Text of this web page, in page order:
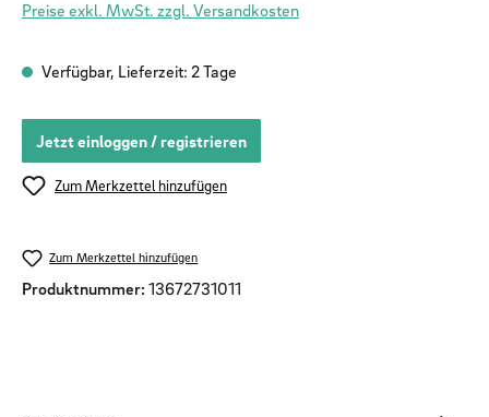
Preise exkl. MwSt. zzgl. Versandkosten
Verfügbar, Lieferzeit: 2 Tage
Jetzt einloggen / registrieren
Zum Merkzettel hinzufügen
Zum Merkzettel hinzufügen
Produktnummer: 13672731011